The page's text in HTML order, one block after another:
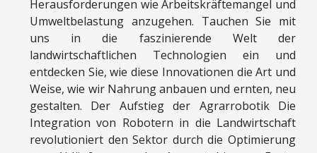
Herausforderungen wie Arbeitskräftemangel und
Umweltbelastung anzugehen. Tauchen Sie mit
uns in die faszinierende Welt der
landwirtschaftlichen Technologien ein und
entdecken Sie, wie diese Innovationen die Art und
Weise, wie wir Nahrung anbauen und ernten, neu
gestalten. Der Aufstieg der Agrarrobotik Die
Integration von Robotern in die Landwirtschaft
revolutioniert den Sektor durch die Optimierung